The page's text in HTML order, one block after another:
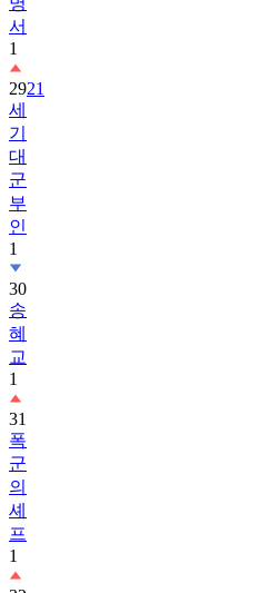
서
1
2921
세
기
대
군
부
인
1
30
송
혜
교
1
31
폭
군
의
셰
프
1